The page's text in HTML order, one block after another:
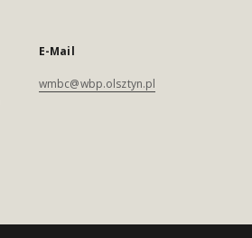
E-Mail
wmbc@wbp.olsztyn.pl